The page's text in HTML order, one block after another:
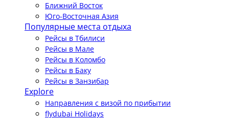
Ближний Восток
Юго-Восточная Азия
Популярные места отдыха
Рейсы в Тбилиси
Рейсы в Мале
Рейсы в Коломбо
Рейсы в Баку
Рейсы в Занзибар
Explore
Направления с визой по прибытии
flydubai Holidays